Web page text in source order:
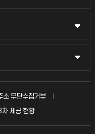
소 무단수집거부
차 제공 현황